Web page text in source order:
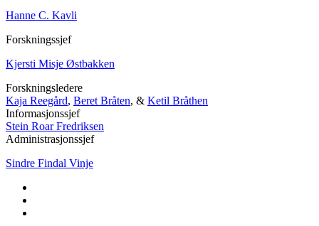
Hanne C. Kavli
Forskningssjef
Kjersti Misje Østbakken
Forskningsledere
Kaja Reegård, Beret Bråten, & Ketil Bråthen
Informasjonssjef
Stein Roar Fredriksen
Administrasjonssjef
Sindre Findal Vinje